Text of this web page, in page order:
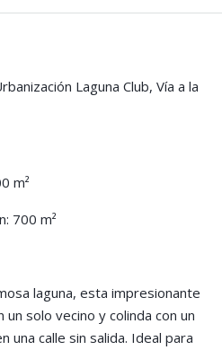
Laguna Club, Vía a la
m²
700 m²
laguna, esta impresionante
solo vecino y colinda con un
una calle sin salida. Ideal para